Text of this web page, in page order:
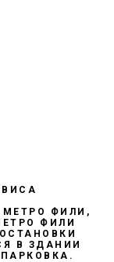
ФИЛИ,
ФИЛИ
В ЗДАНИИ